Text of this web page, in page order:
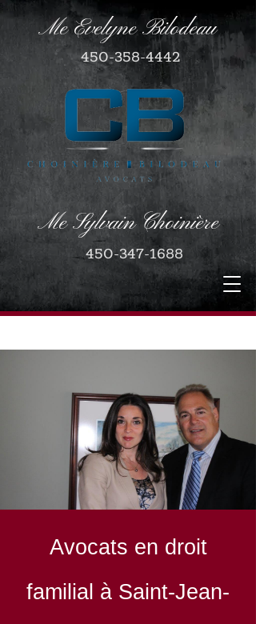
Me Evelyne Bilodeau
450-358-4442
Me Sylvain Choinière
450-347-1688
Avocats en droit
familial à Saint-Jean-